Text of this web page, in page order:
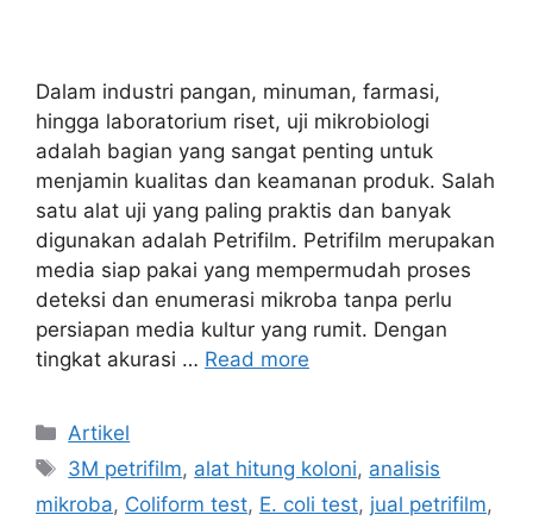
Dalam industri pangan, minuman, farmasi,
hingga laboratorium riset, uji mikrobiologi
adalah bagian yang sangat penting untuk
menjamin kualitas dan keamanan produk. Salah
satu alat uji yang paling praktis dan banyak
digunakan adalah Petrifilm. Petrifilm merupakan
media siap pakai yang mempermudah proses
deteksi dan enumerasi mikroba tanpa perlu
persiapan media kultur yang rumit. Dengan
tingkat akurasi … Read more
Categories
Artikel
Tags
3M petrifilm, alat hitung koloni, analisis
mikroba, Coliform test, E. coli test, jual petrifilm,